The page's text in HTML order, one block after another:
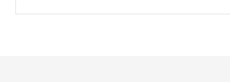
方式，它也是茶马古道主要的运载手段，面